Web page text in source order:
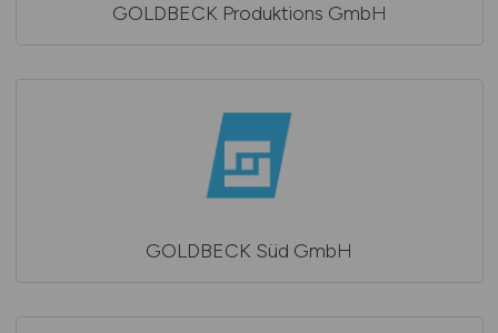
GOLDBECK Produktions GmbH
GOLDBECK Süd GmbH